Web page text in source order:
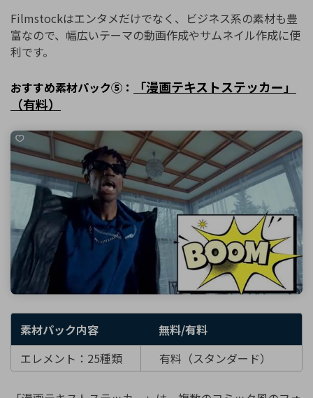
Filmstockはエンタメだけでなく、ビジネス系の素材も豊
富なので、幅広いテーマの動画作成やサムネイル作成に便
利です。
おすすめ素材パック⑤：
「漫画テキストステッカー」
（有料）
素材パック内容
無料/有料
エレメント：25種類
有料（スタンダード）